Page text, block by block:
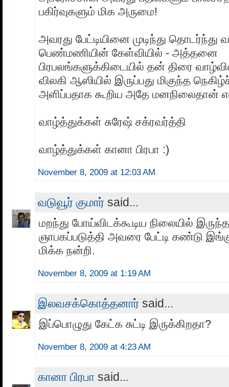
பகிர்வுகளும் மிக அருமை!
அவரது பேட்டியினை முடிந்து தொடர்ந்து
பெண்மணியின் கேள்வியில் - அத்தனை
பிரபலங்களுக்கிடையில் தன் திரை
விலகி ஆஸியில் இருப்பது மிகுந்த
அளிப்பதாக கூறிய அதே மனநிலைதான்
வாழ்த்துக்கள் சுரேஷ் சக்ரவர்த்தி
வாழ்த்துக்கள் கானா பிரபா :)
November 8, 2009 at 12:03 AM
வடுவூர் குமார் said...
மறந்து போய்விடக்கூடிய நிலையில்
ஞாபகப்படுத்தி அவரை பேட்டி கண்டு
மிக்க நன்றி.
November 8, 2009 at 1:19 AM
இலவசக்கொத்தனார் said...
இப்பொழுது கேட்க சுட்டி இருக்கிறதா?
November 8, 2009 at 4:23 AM
கானா பிரபா said...